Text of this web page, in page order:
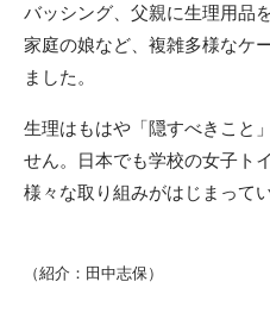
バッシング、父親に生理用品
家庭の娘など、複雑多様なケ
ました。
生理はもはや「隠すべきこと
せん。日本でも学校の女子ト
様々な取り組みがはじまってい
（紹介：田中志保）